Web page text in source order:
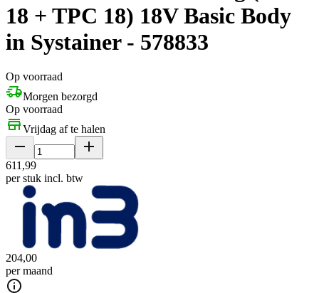
18 + TPC 18) 18V Basic Body
in Systainer - 578833
Op voorraad
Morgen bezorgd
Op voorraad
Vrijdag af te halen
611 ,99
per stuk incl. btw
204,00
per maand